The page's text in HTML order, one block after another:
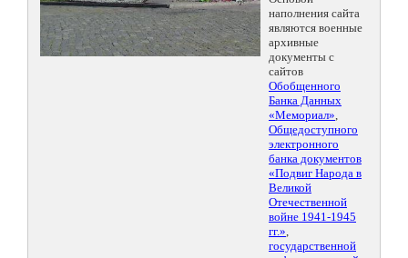
наполнения сайта
являются военные
архивные
документы с
сайтов
Обобщенного
Банка Данных
«Мемориал»,
Общедоступного
электронного
банка документов
«Подвиг Народа в
Великой
Отечественной
войне 1941-1945
гг.»,
государственной